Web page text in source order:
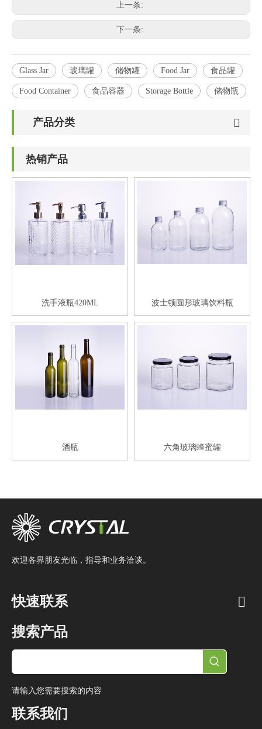
上一条:
下一条:
Glass Jar 玻璃罐 储物罐 Food Jar 食品罐
Food Container 食品容器 Storage Bottle 储物瓶
产品分类
热销产品
洗手液瓶420ML 波士顿圆形玻璃饮料瓶
酒瓶 六角玻璃蜂蜜罐
欢迎各界朋友光临，指导和业务洽谈。
快速联系
搜索产品
请输入您需要搜索的内容
联系我们